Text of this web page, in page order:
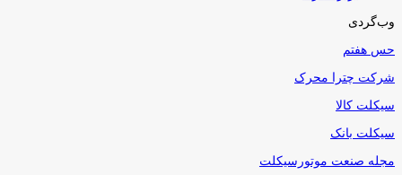
وب‌گردی
حس هفتم
شرکت چترا محرک
سیکلت کالا
سیکلت بانک
مجله صنعت موتورسیکلت